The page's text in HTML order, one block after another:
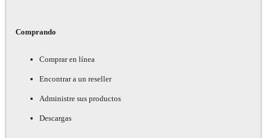
Comprando
Comprar en línea
Encontrar a un reseller
Administre sus productos
Descargas